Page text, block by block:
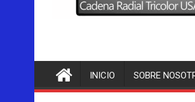
INICIO SOBRE